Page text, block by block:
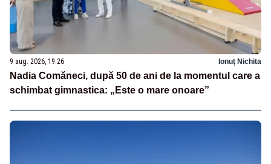
9 aug. 2026, 19:26 Ionuț Nichita
Nadia Comăneci, după 50 de ani de la momentul care a
schimbat gimnastica: „Este o mare onoare”